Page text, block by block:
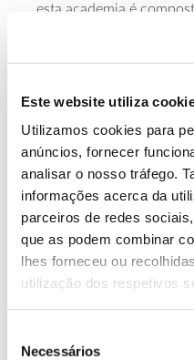
Este website utiliza
Utilizamos cookies para
anúncios, fornecer
analisar o nosso tráfego.
informações acerca da
parceiros de redes
que as podem combinar
lhes forneceu ou
utilização dos respetivos
Necessários
esta academia é
permitem conhecer e
diversidade deste
abril, 27 de maio e 26
(10 euros) ou fazer
euros).
Saiba mais
13.07.2026
Genoma do priolo e